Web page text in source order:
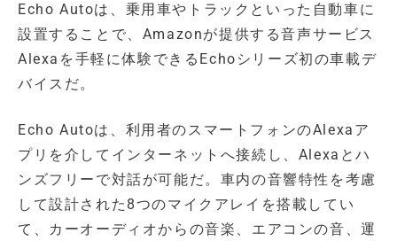
Echo Autoは、乗用車やトラックといった自動車に
設置することで、Amazonが提供する音声サービス
Alexaを手軽に体験できるEchoシリーズ初の車載デ
バイスだ。
Echo Autoは、利用者のスマートフォンのAlexaア
プリを介してインターネットへ接続し、Alexaとハ
ンズフリーで対話が可能だ。車内の音響特性を考慮
して設計された8つのマイクアレイを搭載してい
て、カーオーディオからの音楽、エアコンの音、運